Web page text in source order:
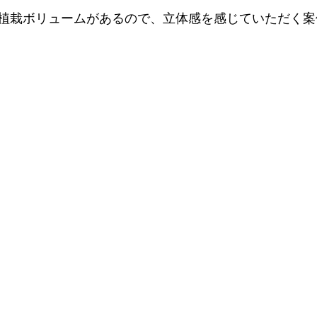
栽ボリュームがあるので、立体感を感じていただく